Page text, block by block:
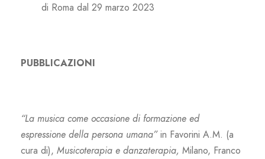
di Roma dal 29 marzo 2023
PUBBLICAZIONI
“La musica come occasione di formazione ed
espressione della persona umana”in Favorini A.M. (a
cura di), Musicoterapia e danzaterapia, Milano, Franco